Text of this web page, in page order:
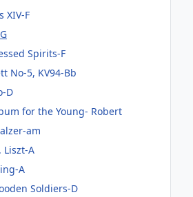
XIV-F
Spirits-F
No-5, KV94-Bb
D
for the Young- Robert
am
Liszt-A
A
Soldiers-D